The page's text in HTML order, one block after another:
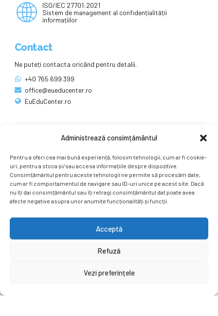
Administrează consimțământul
Pentru a oferi cea mai bună experiență, folosim tehnologii, cum ar fi cookie-
uri, pentru a stoca și/sau accesa informațiile despre dispozitive.
Consimțământul pentru aceste tehnologii ne permite să procesăm date,
cum ar fi comportamentul de navigare sau ID-uri unice pe acest site. Dacă
nu îți dai consimțământul sau îți retragi consimțământul dat poate avea
afecte negative asupra unor anumite funcționalități și funcții.
Acceptă
Refuză
Vezi preferințele
ISO/IEC 27701:2021
Sistem de management al confidențialității
informațiilor
Contact
Ne puteți contacta oricând pentru detalii.
+40 765 699 399
office@eueducenter.ro
EuEduCenter.ro
Ne puteți găsi și pe rețelele sociale.